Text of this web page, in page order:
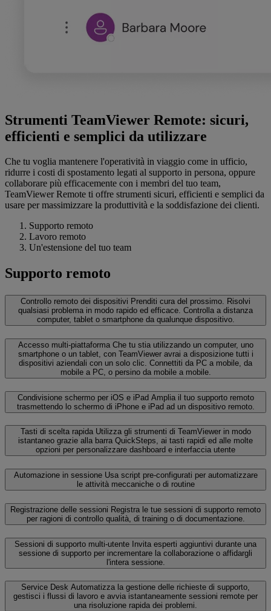
Strumenti TeamViewer Remote: sicuri,
efficienti e semplici da utilizzare
Che tu voglia mantenere l'operatività in viaggio come in ufficio,
ridurre i costi di spostamento legati al supporto in persona, oppure
collaborare più efficacemente con i membri del tuo team,
TeamViewer Remote ti offre strumenti sicuri, efficienti e semplici da
usare per massimizzare la produttività e la soddisfazione dei clienti.
Supporto remoto
Lavoro remoto
Un'estensione del tuo team
Supporto remoto
Controllo remoto dei dispositivi Prenditi cura del prossimo. Risolvi
qualsiasi problema in modo rapido ed efficace. Controlla a distanza
computer, tablet o smartphone da qualunque dispositivo.
Accesso multi-piattaforma Che tu stia utilizzando un computer, uno
smartphone o un tablet, con TeamViewer avrai a disposizione tutti i
dispositivi aziendali con un solo clic. Connettiti da PC a mobile, da
mobile a PC, o persino da mobile a mobile.
Condivisione schermo per iOS e iPad Amplia il tuo supporto remoto
trasmettendo lo schermo di iPhone e iPad ad un dispositivo remoto.
Tasti di scelta rapida Utilizza gli strumenti di TeamViewer in modo
istantaneo grazie alla barra QuickSteps, ai tasti rapidi ed alle molte
opzioni per personalizzare dashboard e interfaccia utente
Automazione in sessione Usa script pre-configurati per automatizzare
le attività meccaniche o di routine
Registrazione delle sessioni Registra le tue sessioni di supporto remoto
per ragioni di controllo qualità, di training o di documentazione.
Sessioni di supporto multi-utente Invita esperti aggiuntivi durante una
sessione di supporto per incrementare la collaborazione o affidargli
l'intera sessione.
Service Desk Automatizza la gestione delle richieste di supporto,
gestisci i flussi di lavoro e avvia istantaneamente sessioni remote per
una risoluzione rapida dei problemi.